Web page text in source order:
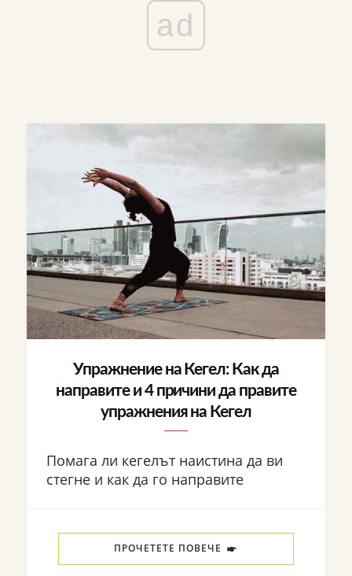
ad
Упражнение на Кегел: Как да
направите и 4 причини да правите
упражнения на Кегел
Помага ли кегелът наистина да ви
стегне и как да го направите
ПРОЧЕТЕТЕ ПОВЕЧЕ